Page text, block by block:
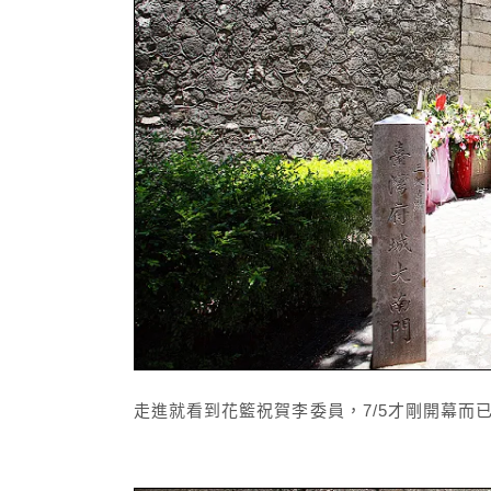
走進就看到花籃祝賀李委員，7/5才剛開幕而